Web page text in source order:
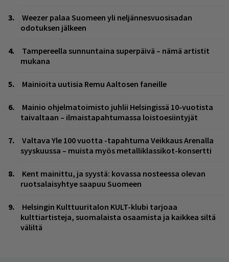
Weezer palaa Suomeen yli neljännesvuosisadan
odotuksen jälkeen
Tampereella sunnuntaina superpäivä – nämä artistit
mukana
Mainioita uutisia Remu Aaltosen faneille
Mainio ohjelmatoimisto juhlii Helsingissä 10-vuotista
taivaltaan – ilmaistapahtumassa loistoesiintyjät
Valtava Yle 100 vuotta -tapahtuma Veikkaus Arenalla
syyskuussa – muista myös metalliklassikot-konsertti
Kent mainittu, ja syystä: kovassa nosteessa olevan
ruotsalaisyhtye saapuu Suomeen
Helsingin Kulttuuritalon KULT-klubi tarjoaa
kulttiartisteja, suomalaista osaamista ja kaikkea siltä
väliltä